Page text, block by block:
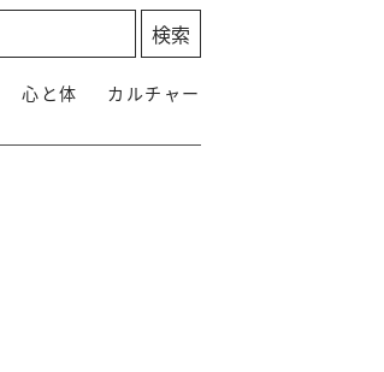
心と体 カルチャー